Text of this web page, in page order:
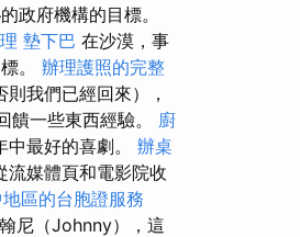
政府機構的目標。
墊下巴 在沙漠，事
。 辦理護照的完整
我們已經回來），
饋一些東西經驗。 廚
最好的喜劇。 辦桌
流媒體頁和電影院收
區的台胞證服務
尼（Johnny），這